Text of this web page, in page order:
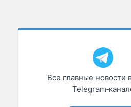
Все главные новости